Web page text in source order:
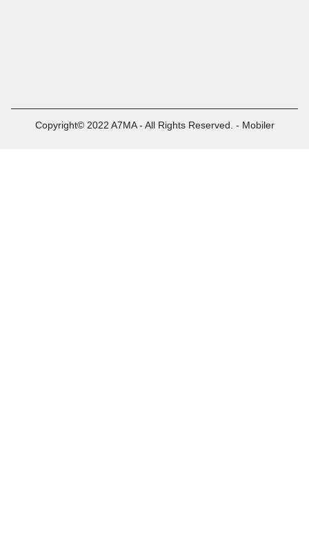
Copyright© 2022 A7MA - All Rights Reserved. - Mobiler